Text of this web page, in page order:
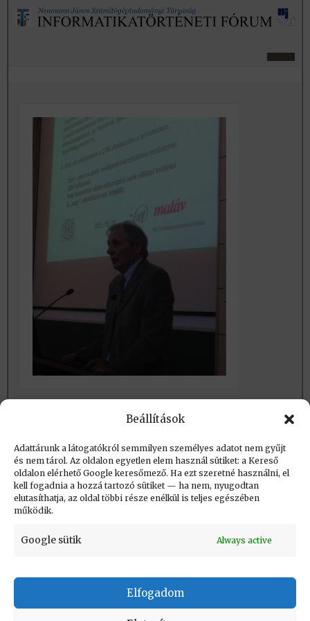
Beállítások
Adattárunk a látogatókról semmilyen személyes adatot nem gyűjt
és nem tárol. Az oldalon egyetlen elem használ sütiket: a Kereső
oldalon elérhető Google keresőmező. Ha ezt szeretné használni, el
kell fogadnia a hozzá tartozó sütiket — ha nem, nyugodtan
elutasíthatja, az oldal többi része enélkül is teljes egészében
működik.
Google sütik Always active
Elfogadom
PKI, a hazai távközlés fejlesztés
bölcsője rendezvény -2
Létrehozva: 2021.09.10. 23:24
Utolsó módosítás: 2021.09.10. 23:34
Impresszum
Adatvédelmi tájékoztató